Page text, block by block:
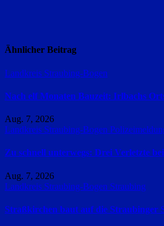
Ähnlicher Beitrag
Landkreis Straubing-Bogen
Nach elf Monaten Bauzeit: Irlbachs
Aug. 7, 2026
Landkreis Straubing-Bogen
Zu schnell unterwegs: Drei Verletzte
Aug. 7, 2026
Landkreis Straubing-Bogen Straubing
Straßkirchen baut auf die Straubinger